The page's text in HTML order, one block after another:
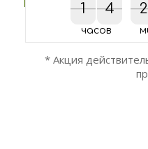
1
1 4
4
часов
2
2
* Акция